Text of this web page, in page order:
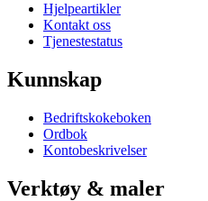
Hjelpeartikler
Kontakt oss
Tjenestestatus
Kunnskap
Bedriftskokeboken
Ordbok
Kontobeskrivelser
Verktøy & maler